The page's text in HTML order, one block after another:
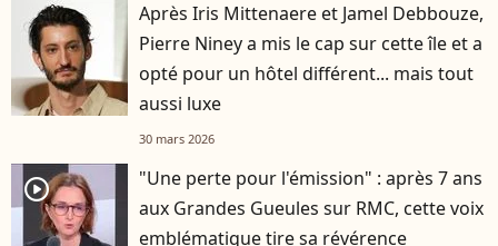
Après Iris Mittenaere et Jamel Debbouze,
Pierre Niney a mis le cap sur cette île et a
opté pour un hôtel différent... mais tout
aussi luxe
30 mars 2026
player2
"Une perte pour l'émission" : après 7 ans
aux Grandes Gueules sur RMC, cette voix
emblématique tire sa révérence